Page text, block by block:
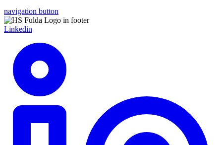
navigation button
Linkedin